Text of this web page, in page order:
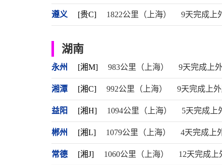
遵义 [贵C] 1822公里（上海） 9天完成上
湖南
永州 [湘M] 983公里（上海） 9天完成上
湘潭 [湘C] 992公里（上海） 9天完成上
益阳 [湘H] 1094公里（上海） 5天完成上
郴州 [湘L] 1079公里（上海） 4天完成上
常德 [湘J] 1060公里（上海） 12天完成上